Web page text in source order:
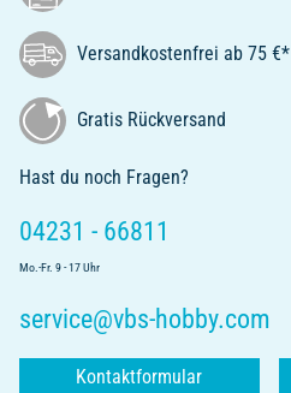
Versandkostenfrei ab 75 €*
Gratis Rückversand
Hast du noch Fragen?
04231 - 66811
Mo.-Fr. 9 - 17 Uhr
service@vbs-hobby.com
Kontaktformular